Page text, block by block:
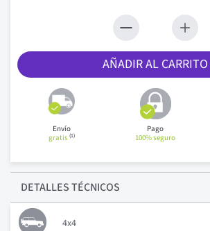
AÑADIR AL CARRITO
Envío
gratis(1)
Pago
100% seguro
DETALLESTÉCNICOS
4x4